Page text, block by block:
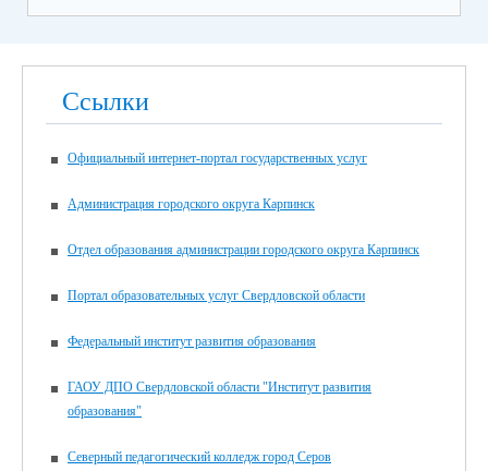
Ссылки
Официальный интернет-портал государственных услуг
Администрация городского округа Карпинск
Отдел образования администрации городского округа Карпинск
Портал образовательных услуг Свердловской области
Федеральный институт развития образования
ГАОУ ДПО Свердловской области "Институт развития
образования"
Северный педагогический колледж город Серов